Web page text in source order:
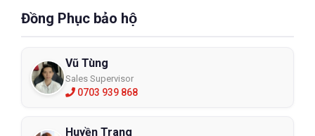
Đồng Phục bảo hộ
Vũ Tùng
Sales Supervisor
0703 939 868
Huyền Trang